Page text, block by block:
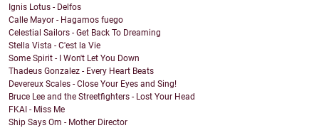
Ignis Lotus - Delfos
Calle Mayor - Hagamos fuego
Celestial Sailors - Get Back To Dreaming
Stella Vista - C'est la Vie
Some Spirit - I Won't Let You Down
Thadeus Gonzalez - Every Heart Beats
Devereux Scales - Close Your Eyes and Sing!
Bruce Lee and the Streetfighters - Lost Your Head
FKAI - Miss Me
Ship Says Om - Mother Director